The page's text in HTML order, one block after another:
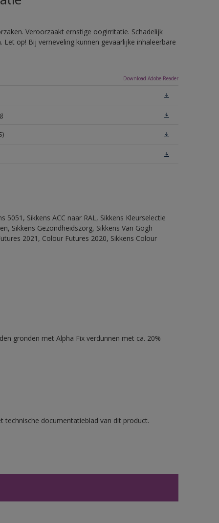
Veroorzaakt ernstige oogirritatie. Schadelijk
op! Bij verneveling kunnen gevaarlijke inhaleerbare
Download Adobe Reader
5051, Sikkens ACC naar RAL, Sikkens Kleurselectie
Sikkens Gezondheidszorg, Sikkens Van Gogh
2021, Colour Futures 2020, Sikkens Colour
gronden met Alpha Fix verdunnen met ca. 20%
technische documentatieblad van dit product.